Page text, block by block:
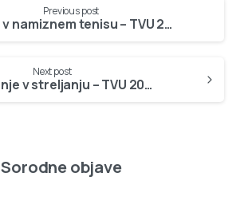
Previous post
Turnir v namiznem tenisu – TVU 2006 – Podmežakla, 19. oktober 2006, rezultati
Next post
Tekmovanje v streljanju – TVU 2006 – Slovenski Javornik, 24. oktober 2006
Sorodne objave